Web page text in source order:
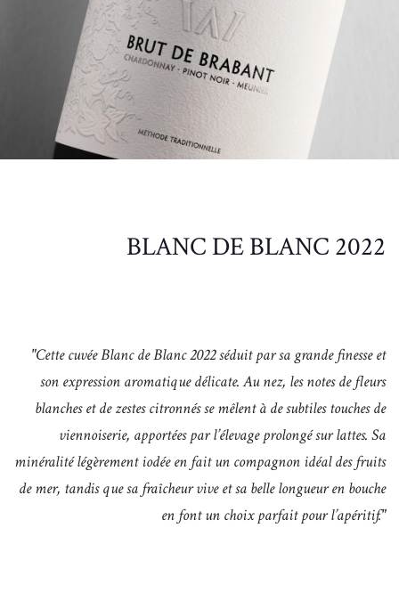
BLANC DE BLANC 2022
"Cette cuvée Blanc de Blanc 2022 séduit par sa grande finesse et
son expression aromatique délicate. Au nez, les notes de fleurs
blanches et de zestes citronnés se mêlent à de subtiles touches de
viennoiserie, apportées par l’élevage prolongé sur lattes. Sa
minéralité légèrement iodée en fait un compagnon idéal des fruits
de mer, tandis que sa fraîcheur vive et sa belle longueur en bouche
en font un choix parfait pour l’apéritif."